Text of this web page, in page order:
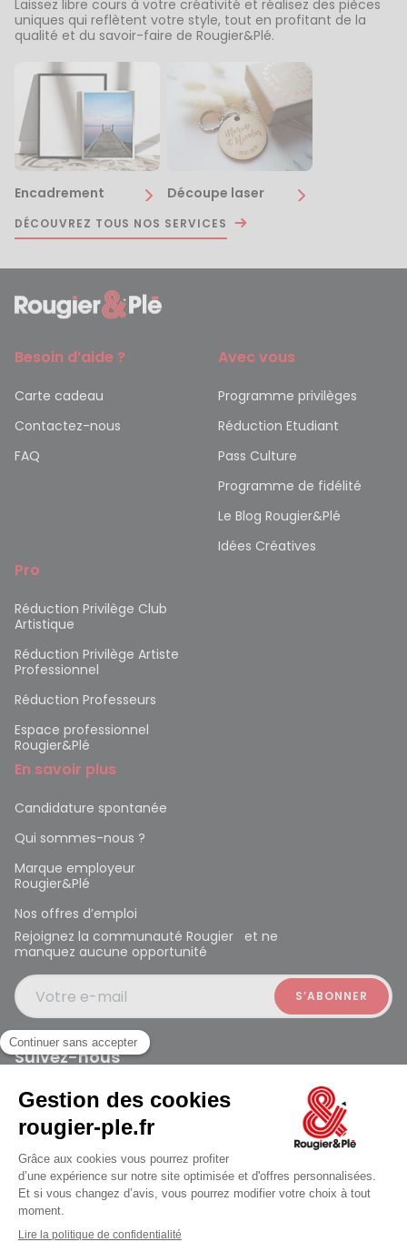
Laissez libre cours à votre créativité et réalisez des pièces
uniques qui reflètent votre style, tout en profitant de la
qualité et du savoir-faire de Rougier&Plé.
Encadrement Découpe laser
DÉCOUVREZ TOUS NOS SERVICES
Besoin d’aide ?
Carte cadeau
Contactez-nous
FAQ
Avec vous
Programme privilèges
Réduction Etudiant
Pass Culture
Programme de fidélité
Le Blog Rougier&Plé
Idées Créatives
Pro
Réduction Privilège Club
Artistique
Réduction Privilège Artiste
Professionnel
Réduction Professeurs
Espace professionnel
Rougier&Plé
En savoir plus
Candidature spontanée
Qui sommes-nous ?
Marque employeur
Rougier&Plé
Nos offres d’emploi
Rejoignez la communauté Rougier et ne
manquez aucune opportunité
Votre e-mail
Suivez-nous
Rougier et Plé 2024 Copyright